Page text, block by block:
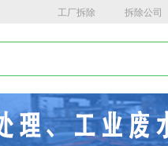
工厂拆除 拆除公司